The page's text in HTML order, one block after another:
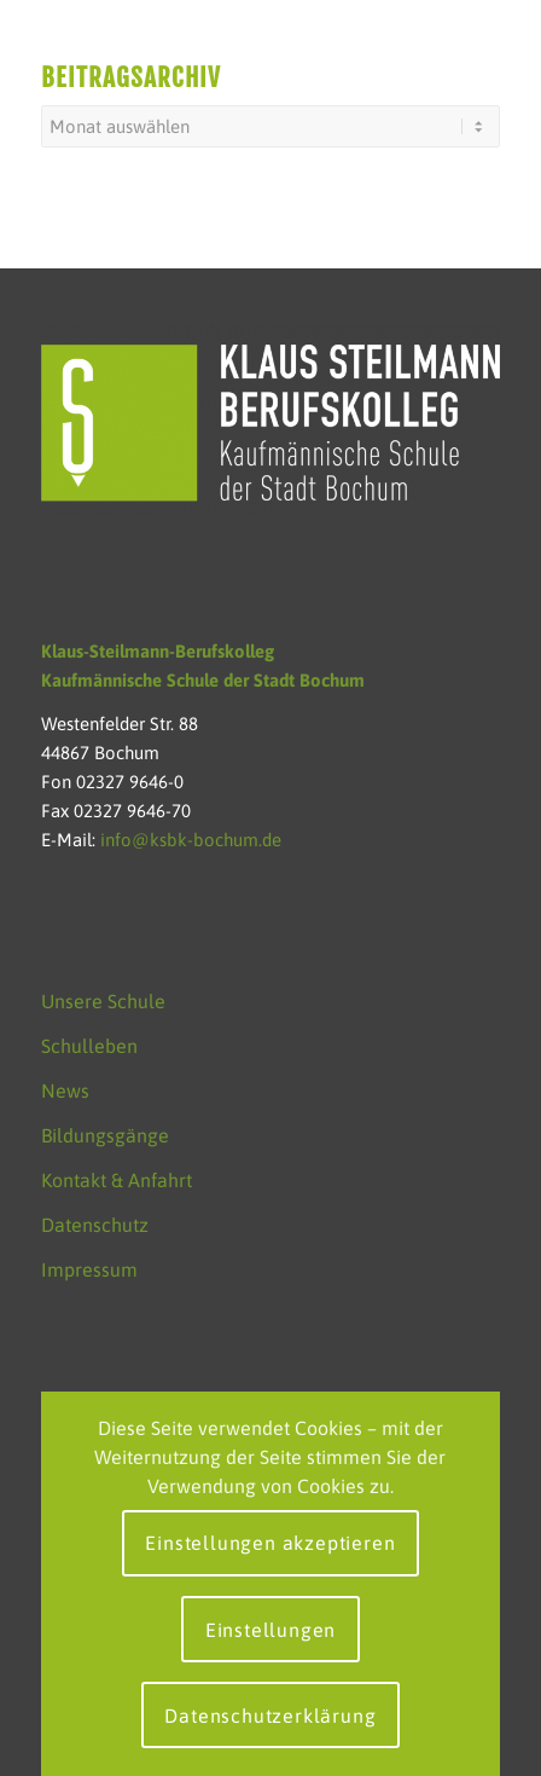
BEITRAGSARCHIV
Klaus-Steilmann-Berufskolleg
Kaufmännische Schule der Stadt Bochum
Westenfelder Str. 88
44867 Bochum
Fon 02327 9646-0
Fax 02327 9646-70
E-Mail: info@ksbk-bochum.de
Unsere Schule
Schulleben
News
Bildungsgänge
Kontakt & Anfahrt
Datenschutz
Impressum
NEUESTE BEITRÄGE
Feierliche Verabschiedung des FOS-Polizei-Jahrgangs am
KSBK
EU-Projekttag am KSBK – Grenzenlos lernen in einem
starken Europa
Berufskolleg erweitert internationales Netzwerk
Diese Seite verwendet Cookies – mit der
Weiternutzung der Seite stimmen Sie der
Verwendung von Cookies zu.
Einstellungen akzeptieren
Einstellungen
Datenschutzerklärung